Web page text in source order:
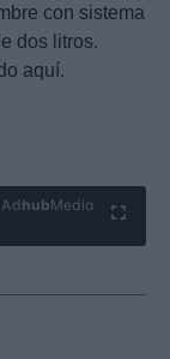
con sistema
dos litros.
aquí.
Ad hubMedia